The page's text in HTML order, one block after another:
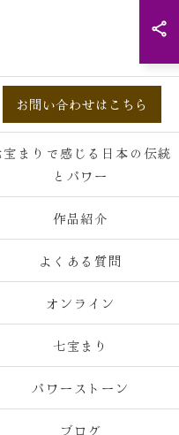
お問い合わせはこちら
宝まりで感じる日本の伝統
とパワー
作品紹介
よくある質問
オンライン
七宝まり
パワーストーン
ブログ